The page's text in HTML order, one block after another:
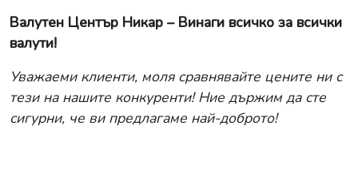
Валутен Център Никар – Винаги всичко за всички
валути!
Уважаеми клиенти, моля сравнявайте цените ни с
тези на нашите конкуренти! Ние държим да сте
сигурни, че ви предлагаме най-доброто!